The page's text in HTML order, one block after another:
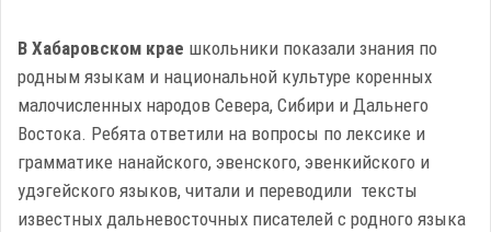
В Хабаровском крае школьники показали знания по
родным языкам и национальной культуре коренных
малочисленных народов Севера, Сибири и Дальнего
Востока. Ребята ответили на вопросы по лексике и
грамматике нанайского, эвенского, эвенкийского и
удэгейского языков, читали и переводили тексты
известных дальневосточных писателей с родного языка